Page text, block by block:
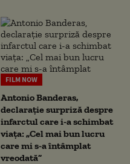
FILM NOW
Antonio Banderas,
declarație surpriză despre
infarctul care i-a schimbat
viața: „Cel mai bun lucru
care mi s-a întâmplat
vreodată”